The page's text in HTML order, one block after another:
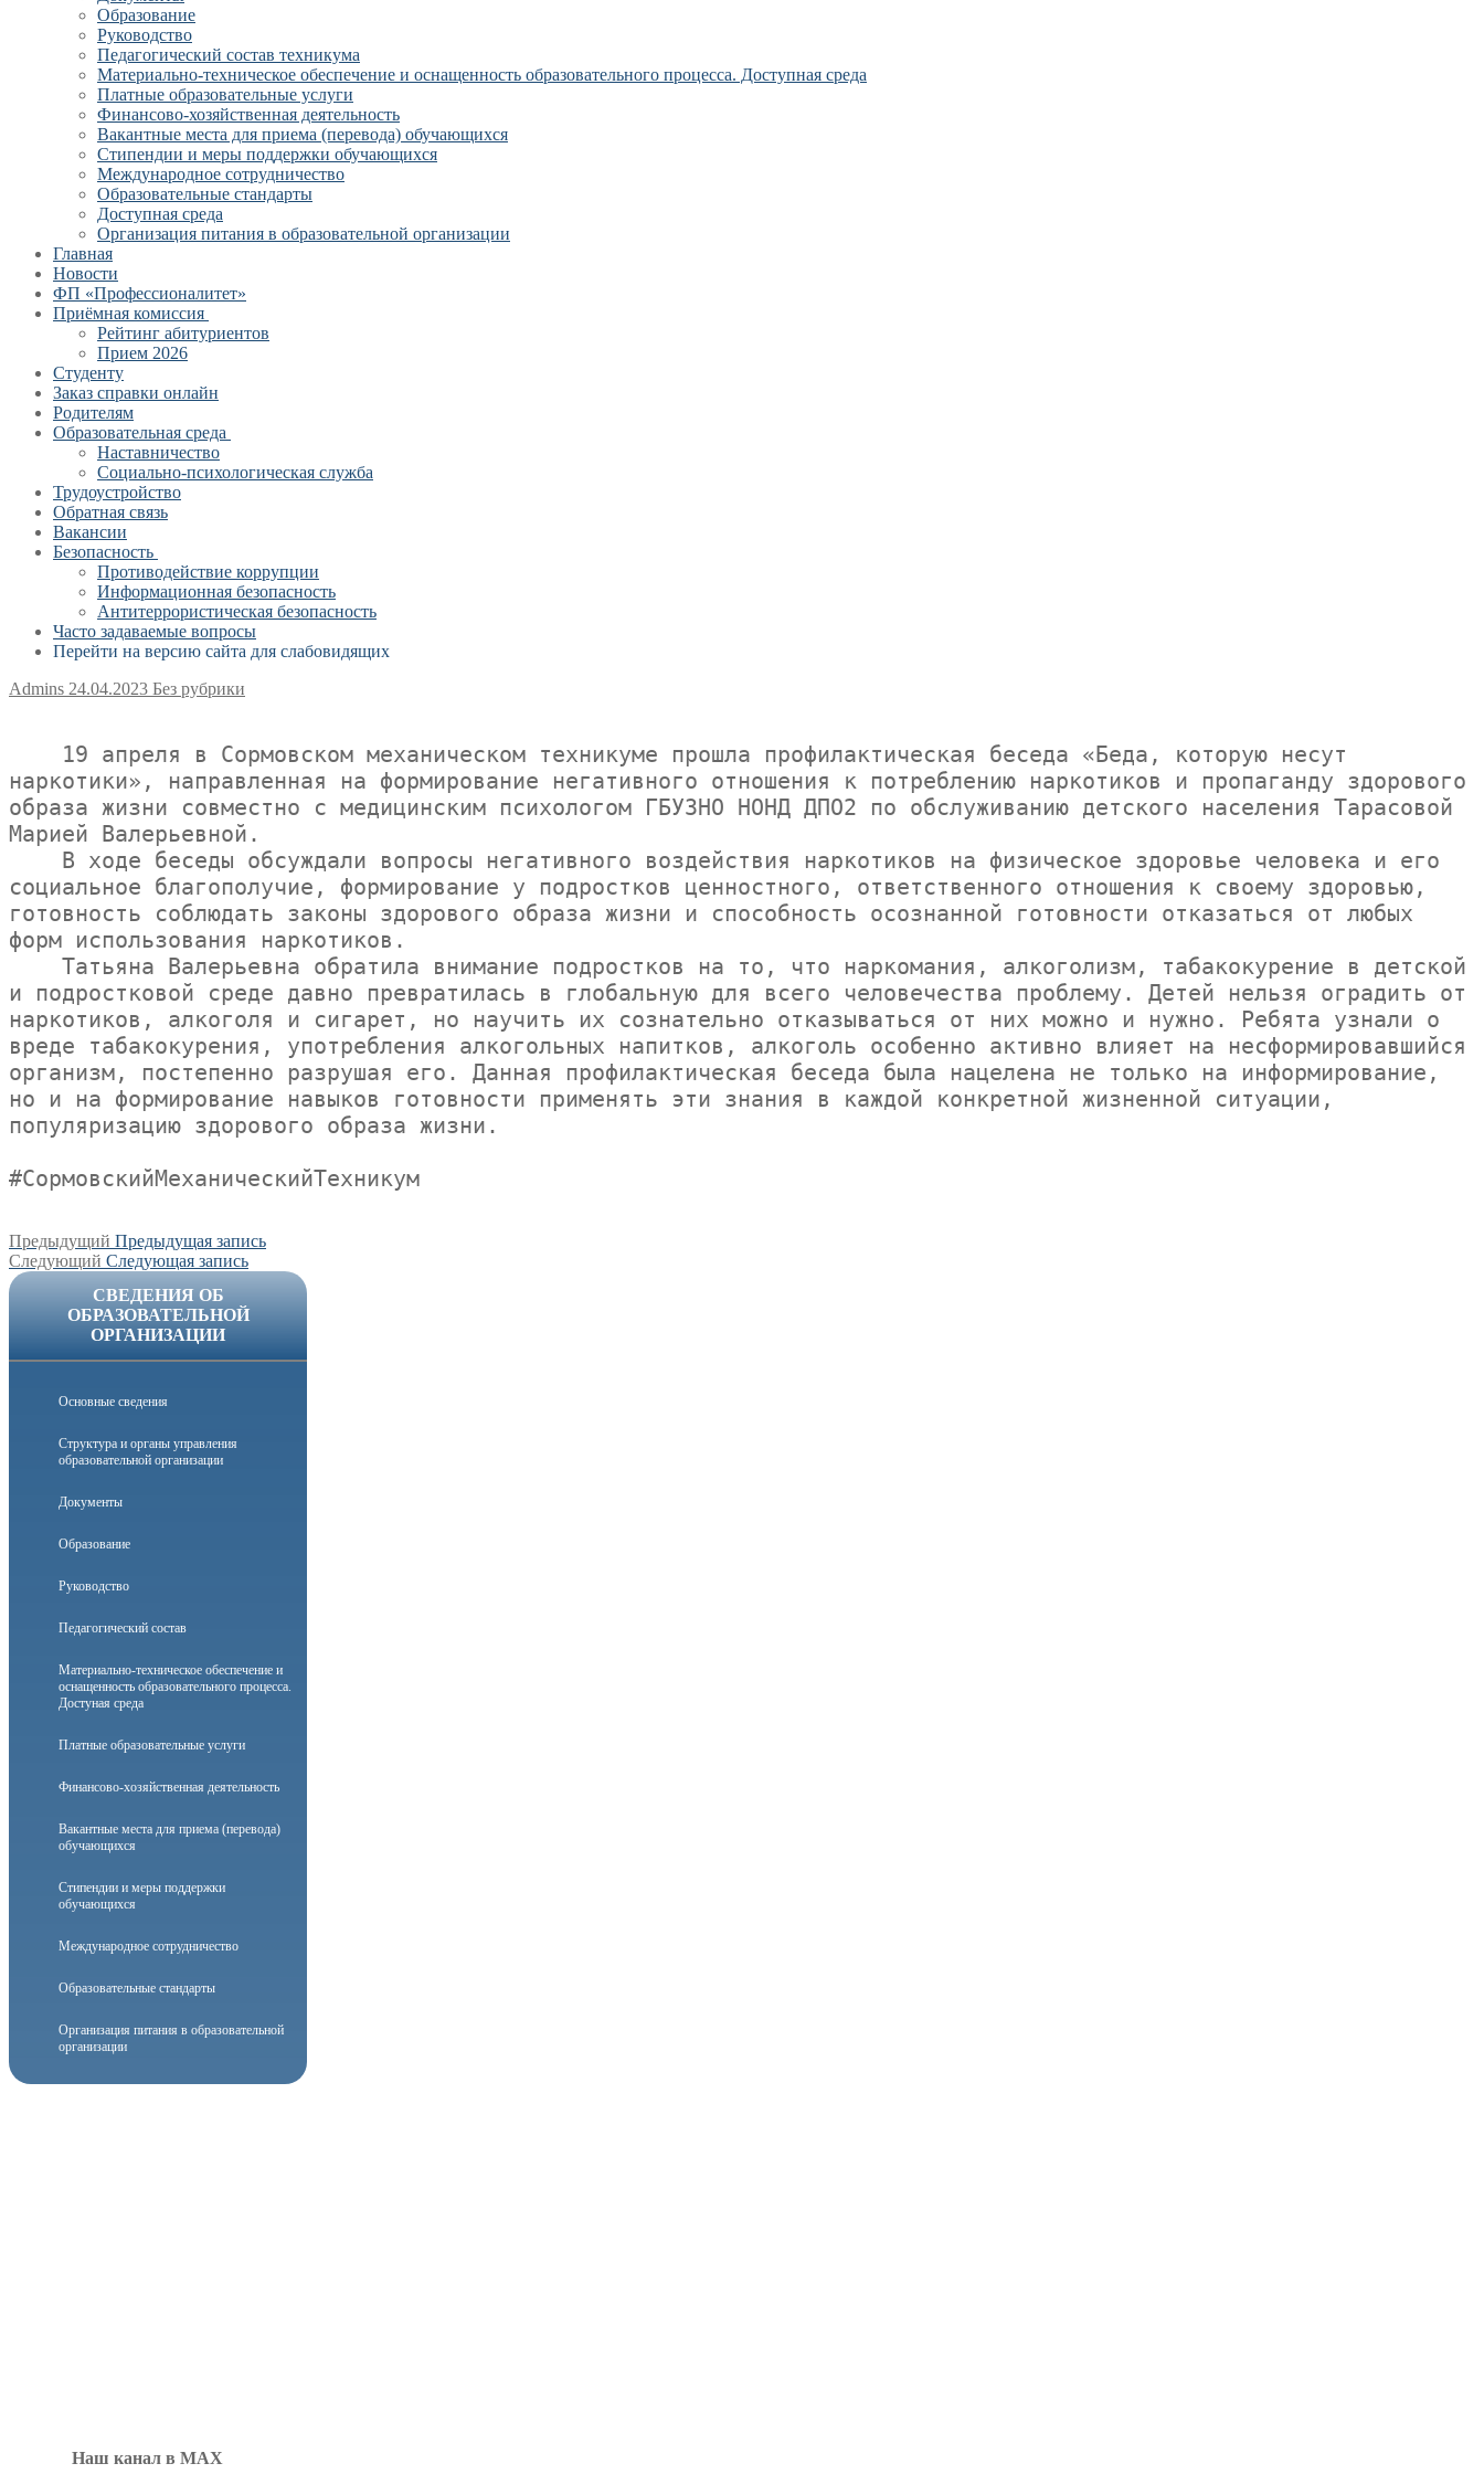
Образование
Руководство
Педагогический состав техникума
Материально-техническое обеспечение и оснащенность образовательного процесса. Доступная среда
Платные образовательные услуги
Финансово-хозяйственная деятельность
Вакантные места для приема (перевода) обучающихся
Стипендии и меры поддержки обучающихся
Международное сотрудничество
Образовательные стандарты
Доступная среда
Организация питания в образовательной организации
Главная
Новости
ФП «Профессионалитет»
Приёмная комиссия
Рейтинг абитуриентов
Прием 2026
Студенту
Заказ справки онлайн
Родителям
Образовательная среда
Наставничество
Социально-психологическая служба
Трудоустройство
Обратная связь
Вакансии
Безопасность
Противодействие коррупции
Информационная безопасность
Антитеррористическая безопасность
Часто задаваемые вопросы
Перейти на версию сайта для слабовидящих
Admins 24.04.2023 Без рубрики
наркотики», направленная на формирование негативного отношения к потреблению наркотиков и пропаганду здорового
образа жизни совместно с медицинским психологом ГБУЗНО НОНД ДПО2 по обслуживанию детского населения Тарасовой
Марией Валерьевной.
социальное благополучие, формирование у подростков ценностного, ответственного отношения к своему здоровью,
готовность соблюдать законы здорового образа жизни и способность осознанной готовности отказаться от любых
форм использования наркотиков.
и подростковой среде давно превратилась в глобальную для всего человечества проблему. Детей нельзя оградить от
наркотиков, алкоголя и сигарет, но научить их сознательно отказываться от них можно и нужно. Ребята узнали о
вреде табакокурения, употребления алкогольных напитков, алкоголь особенно активно влияет на несформировавшийся
организм, постепенно разрушая его. Данная профилактическая беседа была нацелена не только на информирование,
но и на формирование навыков готовности применять эти знания в каждой конкретной жизненной ситуации,
популяризацию здорового образа жизни.
#СормовскийМеханическийТехникум
Навигация
по
записям
Предыдущий Предыдущая
запись:
Предыдущая запись
Следующий Следующая
Следующая запись
СВЕДЕНИЯ ОБ
ОБРАЗОВАТЕЛЬНОЙ
ОРГАНИЗАЦИИ
Основные сведения
Структура и органы управления
образовательной организации
Документы
Образование
Руководство
Педагогический состав
Материально-техническое обеспечение и
оснащенность образовательного процесса.
Достуная среда
Платные образовательные услуги
Финансово-хозяйственная деятельность
Вакантные места для приема (перевода)
обучающихся
Стипендии и меры поддержки
обучающихся
Международное сотрудничество
Образовательные стандарты
Организация питания в образовательной
организации
Наш канал в MAX